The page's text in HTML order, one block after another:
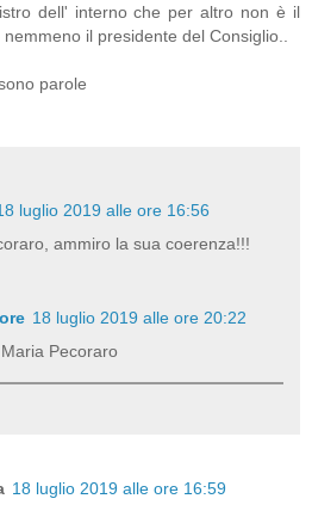
dell' interno che per altro non è il
il presidente del Consiglio..
parole
luglio 2019 alle ore 16:56
ammiro la sua coerenza!!!
18 luglio 2019 alle ore 20:22
Pecoraro
18 luglio 2019 alle ore 16:59